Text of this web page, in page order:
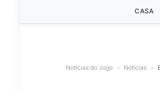
CASA
Notícias do Jogo » Notícias »